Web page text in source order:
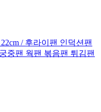
/ 후라이팬 인덕션팬
중팬 웍팬 볶음팬 튀김팬